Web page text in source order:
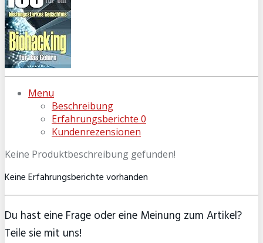
Menu
Beschreibung
Erfahrungsberichte 0
Kundenrezensionen
Keine Produktbeschreibung gefunden!
Keine Erfahrungsberichte vorhanden
Du hast eine Frage oder eine Meinung zum Artikel?
Teile sie mit uns!